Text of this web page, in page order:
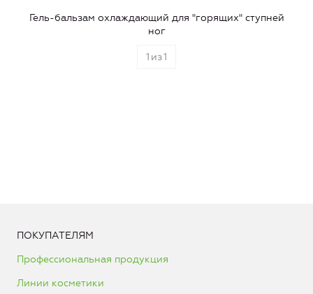
Гель-бальзам охлаждающий для "горящих" ступней
ног
1 из1
ПОКУПАТЕЛЯМ
Профессиональная продукция
Линии косметики